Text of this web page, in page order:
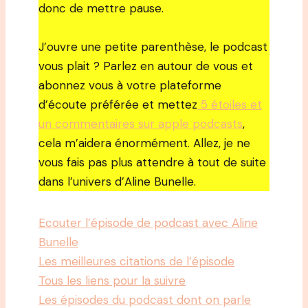
donc de mettre pause.
J’ouvre une petite parenthèse, le podcast
vous plait ? Parlez en autour de vous et
abonnez vous à votre plateforme
d’écoute préférée et mettez 5 étoiles et
un commentaires sur apple podcasts,
cela m’aidera énormément. Allez, je ne
vous fais pas plus attendre à tout de suite
dans l’univers d’Aline Bunelle.
Ecouter l’épisode de podcast avec Aline
Bunelle
Les meilleures citations de l’épisode
Tous les liens pour la suivre
Les épisodes du podcast dont on parle